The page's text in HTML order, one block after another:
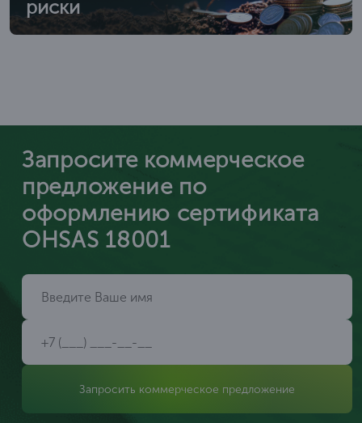
риски
Запросите коммерческое
предложение по
оформлению сертификата
OHSAS 18001
Запросить коммерческое предложение